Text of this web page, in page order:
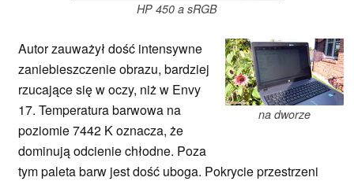
HP 450 a sRGB
na dworze
Autor zauważył dość intensywne
zaniebieszczenie obrazu, bardziej
rzucające się w oczy, niż w Envy
17. Temperatura barwowa na
poziomie 7442 K oznacza, że
dominują odcienie chłodne. Poza
tym paleta barw jest dość uboga. Pokrycie przestrzeni